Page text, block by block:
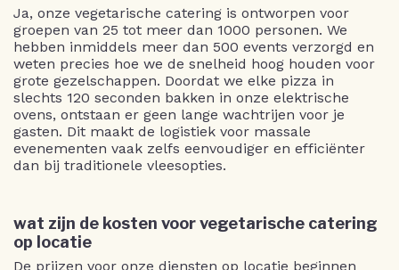
Ja, onze vegetarische catering is ontworpen voor
groepen van 25 tot meer dan 1000 personen. We
hebben inmiddels meer dan 500 events verzorgd en
weten precies hoe we de snelheid hoog houden voor
grote gezelschappen. Doordat we elke pizza in
slechts 120 seconden bakken in onze elektrische
ovens, ontstaan er geen lange wachtrijen voor je
gasten. Dit maakt de logistiek voor massale
evenementen vaak zelfs eenvoudiger en efficiënter
dan bij traditionele vleesopties.
wat zijn de kosten voor vegetarische catering
op locatie
De prijzen voor onze diensten op locatie beginnen